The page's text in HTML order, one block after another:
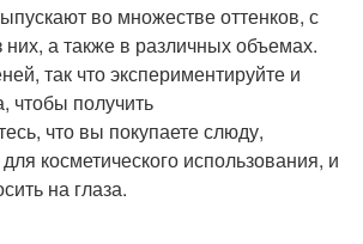
во множестве оттенков, с
них, а также в различных объемах.
так что экспериментируйте и
чтобы получить
что вы покупаете слюду,
косметического использования, и
на глаза.